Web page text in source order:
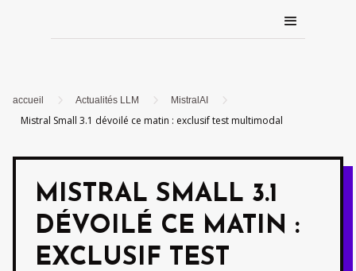
accueil 5 Actualités LLM 5 MistralAI 5
Mistral Small 3.1 dévoilé ce matin : exclusif test multimodal
MISTRAL SMALL 3.1
DÉVOILÉ CE MATIN :
EXCLUSIF TEST